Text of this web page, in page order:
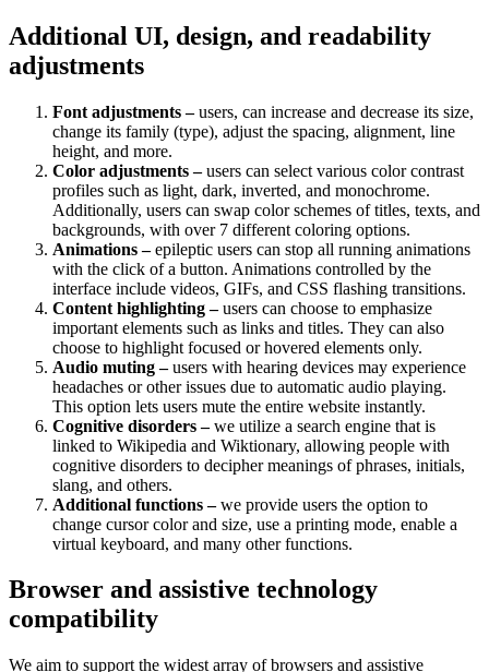
Additional UI, design, and readability
adjustments
Font adjustments –users, can increase and decrease its size,
change its family (type), adjust the spacing, alignment, line
height, and more.
Color adjustments –users can select various color contrast
profiles such as light, dark, inverted, and monochrome.
Additionally, users can swap color schemes of titles, texts, and
backgrounds, with over 7 different coloring options.
Animations –epileptic users can stop all running animations
with the click of a button. Animations controlled by the
interface include videos, GIFs, and CSS flashing transitions.
Content highlighting –users can choose to emphasize
important elements such as links and titles. They can also
choose to highlight focused or hovered elements only.
Audio muting –users with hearing devices may experience
headaches or other issues due to automatic audio playing.
This option lets users mute the entire website instantly.
Cognitive disorders –we utilize a search engine that is
linked to Wikipedia and Wiktionary, allowing people with
cognitive disorders to decipher meanings of phrases, initials,
slang, and others.
Additional functions –we provide users the option to
change cursor color and size, use a printing mode, enable a
virtual keyboard, and many other functions.
Browser and assistive technology
compatibility
We aim to support the widest array of browsers and assistive